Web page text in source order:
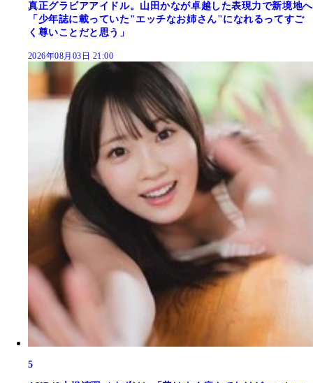
真正グラビアアイドル。山田かなが卓越した表現力で新境地へ
「少年誌に載っていた"エッチなお姉さん"になれるってすご
く尊いことだと思う」
2026年08月03日 21:00
5